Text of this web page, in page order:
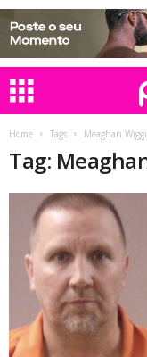
Home Tags Meaghan
Tag: